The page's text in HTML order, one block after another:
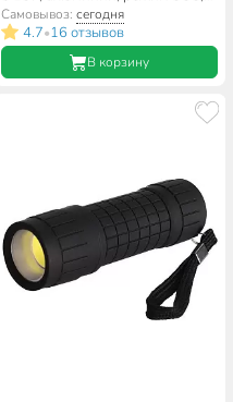
12974
Самовывоз: сегодня
4.7•16 отзывов
В корзину